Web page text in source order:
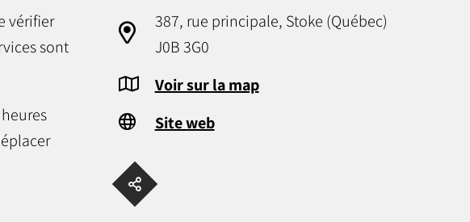
vérifier
sont
387, rue principale, Stoke (Québec)
J0B 3G0
Voir sur la map
Site web